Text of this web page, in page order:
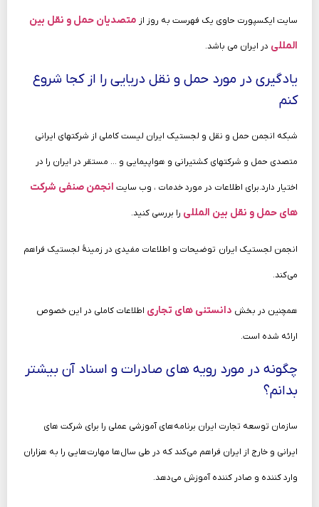
سایت ایکسپورت حاوی یک فهرست به‌ روز از متصدیان حمل‌ و نقل بین‌
المللی در ایران می باشد.
یادگیری در مورد حمل‌ و نقل دریایی را از کجا شروع
کنم
شبکه انجمن حمل و نقل و لجستیک ایران لیست کاملی از شرکتهای ایرانی
متصدی حمل و شرکتهای کشتیرانی و هواپیمایی و … مستقر در ایران را در
اختیار دارد.برای اطلاعات در مورد خدمات ، وب‌ سایت‌ انجمن صنفی شرکت
های حمل و نقل بین المللی را بررسی کنید.
انجمن لجستیک ایران توضیحات و اطلاعات مفیدی در زمینهٔ لجستیک فراهم
می‌کند.
همچنین در بخش دانستنی های تجاری اطلاعات کاملی در این خصوص
ارائه شده است.
چگونه در مورد رویه های صادرات و اسناد آن بیشتر
بدانم؟
سازمان توسعه تجارت ایران برنامه‌های آموزشی عملی را برای شرکت‌ های
ایرانی و خارج از ایران فراهم می‌کند که در طی سال‌ها مهارت‌هایی را به هزاران
وارد کننده و صادر کننده آموزش می‌دهد.